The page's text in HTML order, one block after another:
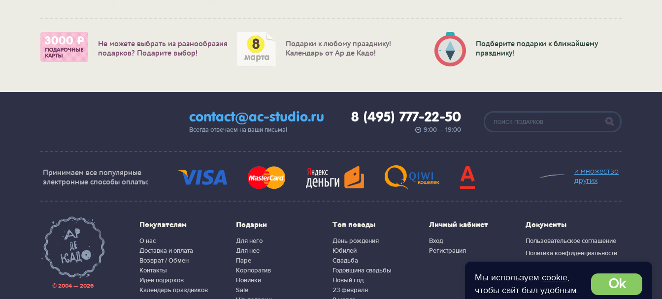
Мы используем cookie,
чтобы сайт был удобным.
Ok
Не можете выбрать из разнообразия
подарков? Подарите выбор!
Подарки к любому празднику!
Календарь от Ар де Кадо!
Подберите подарки к ближайшему
празднику!
contact@ac-studio.ru
Всегда отвечаем на ваши письма!
8 (495) 777-22-50
9:00 — 19:00
Принимаем все популярные
электронные способы оплаты:
и множество
других
© 2004 — 2026
Покупателям
О нас
Доставка и оплата
Возврат / Обмен
Контакты
Идеи подарков
Календарь праздников
Подарки
Для него
Для нее
Паре
Корпоратив
Новинки
Sale
Топ поводы
День рождения
Юбилей
Свадьба
Годовщина свадьбы
Новый год
23 февраля
Личный кабинет
Вход
Регистрация
Документы
Пользовательское соглашение
Политика конфиденциальности